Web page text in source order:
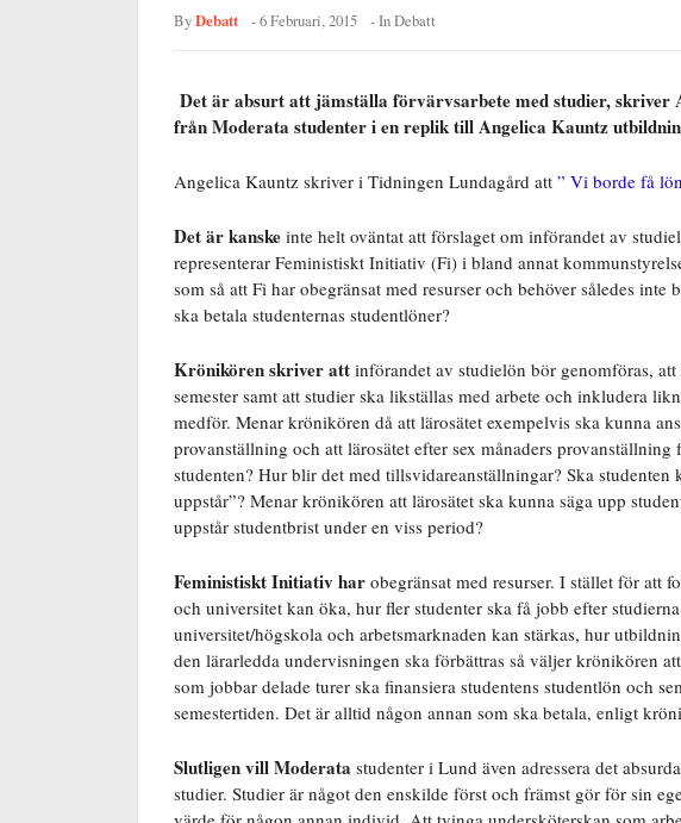
ByDebatt -6 Februari, 2015 - InDebatt
Det är absurt att jämställa förvärvsarbete med studier, skriver
från Moderata studenter i en replik till Angelica Kauntz
Angelica Kauntz skriver i Tidningen Lundagård att ” Vi borde få
Det är kanske inte helt oväntat att förslaget om införandet av
representerar Feministiskt Initiativ (Fi) i bland annat
som så att Fi har obegränsat med resurser och behöver således
ska betala studenternas studentlöner?
Krönikören skriver att införandet av studielön bör genomföras,
semester samt att studier ska likställas med arbete och inkludera
medför. Menar krönikören då att lärosätet exempelvis ska kunna
provanställning och att lärosätet efter sex månaders
studenten? Hur blir det med tillsvidareanställningar? Ska studenten
uppstår”? Menar krönikören att lärosätet ska kunna säga upp
uppstår studentbrist under en viss period?
Feministiskt Initiativ har obegränsat med resurser. I stället för att
och universitet kan öka, hur fler studenter ska få jobb efter
universitet/högskola och arbetsmarknaden kan stärkas, hur
den lärarledda undervisningen ska förbättras så väljer krönikören
som jobbar delade turer ska finansiera studentens studentlön och
semestertiden. Det är alltid någon annan som ska betala, enligt
Slutligen vill Moderata studenter i Lund även adressera det
studier. Studier är något den enskilde först och främst gör för sin